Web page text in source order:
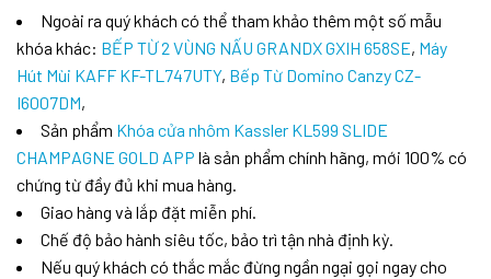
Ngoài ra quý khách có thể tham khảo thêm một số mẫu
khóa khác: BẾP TỪ 2 VÙNG NẤU GRANDX GXIH 658SE, Máy
Hút Mùi KAFF KF-TL747UTY, Bếp Từ Domino Canzy CZ-
I6007DM,
Sản phẩm Khóa cửa nhôm Kassler KL599 SLIDE
CHAMPAGNE GOLD APP là sản phẩm chính hãng, mới 100% có
chứng từ đầy đủ khi mua hàng.
Giao hàng và lắp đặt miễn phí.
Chế độ bảo hành siêu tốc, bảo trì tận nhà định kỳ.
Nếu quý khách có thắc mắc đừng ngần ngại gọi ngay cho